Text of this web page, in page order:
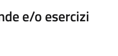
e/o esercizi